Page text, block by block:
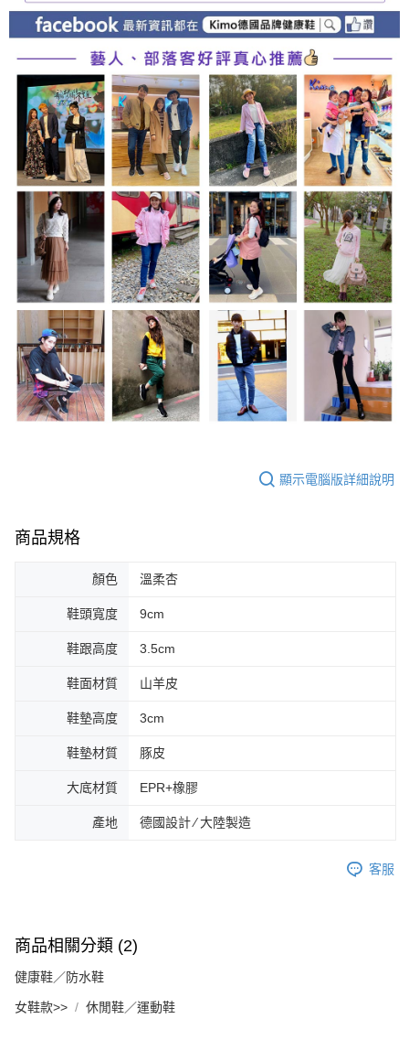
顯示電腦版詳細說明
商品規格
顏色 溫柔杏
鞋頭寬度 9cm
鞋跟高度 3.5cm
鞋面材質 山羊皮
鞋墊高度 3cm
鞋墊材質 豚皮
大底材質 EPR+橡膠
產地 德國設計 ∕ 大陸製造
客服
商品相關分類 (2)
健康鞋／防水鞋
女鞋款>> 休閒鞋／運動鞋